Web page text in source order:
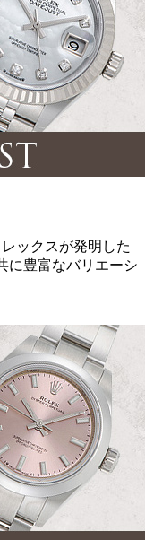
ックスが発明した
に豊富なバリエーシ